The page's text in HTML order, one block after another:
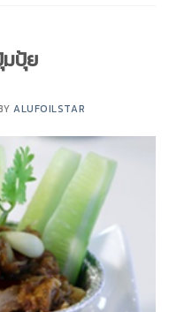
ปุ้ย
ALUFOILSTAR